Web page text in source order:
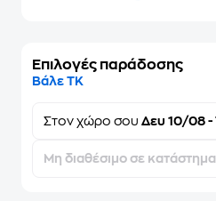
Επιλογές παράδοσης
Βάλε ΤΚ
Στον χώρο σου Δευ 10/08 -
Μη διαθέσιμο σε κατάστημα